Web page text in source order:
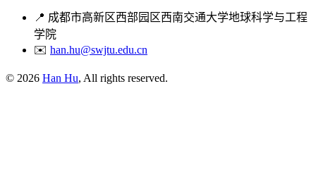
📍 成都市高新区西部园区西南交通大学地球科学与工程
学院
✉️ han.hu@swjtu.edu.cn
© 2026 Han Hu, All rights reserved.